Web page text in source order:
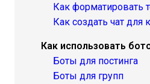
Как форматировать
Как создать чат для
Как использовать
Боты для постинга
Боты для групп